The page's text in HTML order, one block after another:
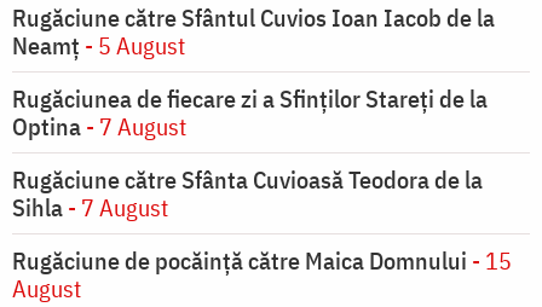
Rugăciune către Sfântul Cuvios Ioan Iacob de la
Neamț - 5 August
Rugăciunea de fiecare zi a Sfinților Stareți de la
Optina- 7 August
Rugăciune către Sfânta Cuvioasă Teodora de la
Sihla- 7 August
Rugăciune de pocăinţă către Maica Domnului - 15
August